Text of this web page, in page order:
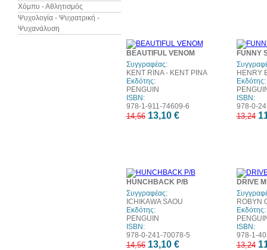
Χόμπυ - Αθλητισμός
Ψυχολογία - Ψυχιατρική -
Ψυχανάλυση
10%
BEAUTIFUL VENOM
Συγγραφέας:
KENT RINA - ΚΕΝΤ ΡΙΝΑ
Εκδότης:
PENGUIN
ISBN:
978-1-911-74609-6
14,56 13,10 €
FUNNY
HENRY
Εκδότης:
ISBN:
978-0-
13,24
HUNCHBACK P/B
Συγγραφέας:
ICHIKAWA SAOU
Εκδότης:
PENGUIN
ISBN:
978-0-241-70078-5
14,56 13,10 €
DRIVE
ROBYN
Εκδότης:
ISBN:
978-1-
13,24